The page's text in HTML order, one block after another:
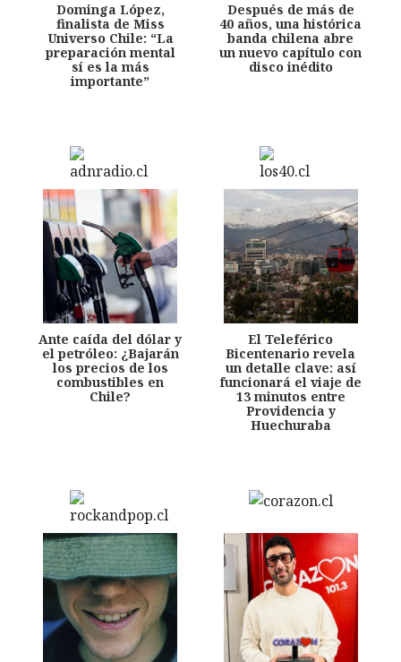
Dominga López,
finalista de Miss
Universo Chile: “La
preparación mental
sí es la más
importante”
Después de más de
40 años, una histórica
banda chilena abre
un nuevo capítulo con
disco inédito
Ante caída del dólar y
el petróleo: ¿Bajarán
los precios de los
combustibles en
Chile?
El Teleférico
Bicentenario revela
un detalle clave: así
funcionará el viaje de
13 minutos entre
Providencia y
Huechuraba